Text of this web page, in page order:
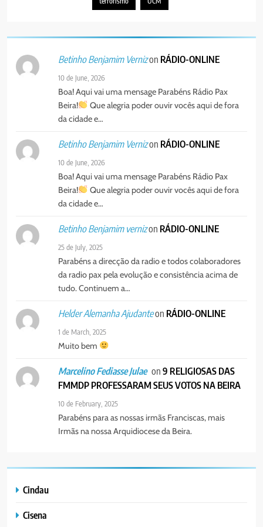
Cristo como centro é uma simples
organização humana” – defende o
Padre Mubango
PORTUGUÊS
MERCADO DE INHAMÍZUA:
MUNICÍPIO DIZ QUE
TRANSFERÊNCIA DOS
VENDEDORES FOI ACEITE, MAS
SURGIRAM RESISTÊNCIAS PELO
CAMINHO
PORTUGUÊS
Betinho Benjamim Vernizon RÁDIO-ONLINE
10 de June, 2026
Boa! Aqui vai uma mensage Parabéns Rádio Pax
Beira!
Que alegria poder ouvir vocês aqui de fora
da cidade e…
Betinho Benjamim Vernizon RÁDIO-ONLINE
10 de June, 2026
Boa! Aqui vai uma mensage Parabéns Rádio Pax
Beira!
Que alegria poder ouvir vocês aqui de fora
da cidade e…
Betinho Benjamim vernizon RÁDIO-ONLINE
25 de July, 2025
Parabéns a direcção da radio e todos colaboradores
da radio pax pela evolução e consistência acima de
tudo. Continuem a…
Helder Alemanha Ajudanteon RÁDIO-ONLINE
1 de March, 2025
Muito bem
Marcelino Fediasse Julae on9 RELIGIOSAS DAS
FMMDP PROFESSARAM SEUS VOTOS NA BEIRA
10 de February, 2025
Parabéns para as nossas irmãs Franciscas, mais
Irmãs na nossa Arquidiocese da Beira.
Cindau
Cisena